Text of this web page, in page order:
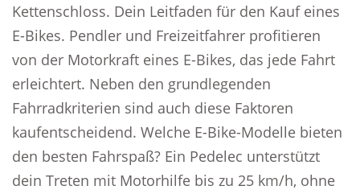
Kettenschloss. Dein Leitfaden für den Kauf eines
E-Bikes. Pendler und Freizeitfahrer profitieren
von der Motorkraft eines E-Bikes, das jede Fahrt
erleichtert. Neben den grundlegenden
Fahrradkriterien sind auch diese Faktoren
kaufentscheidend. Welche E-Bike-Modelle bieten
den besten Fahrspaß? Ein Pedelec unterstützt
dein Treten mit Motorhilfe bis zu 25 km/h, ohne